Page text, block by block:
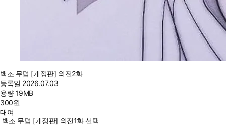
백조 무덤 [개정판] 외전2화
등록일 2026.07.03
용량19MB
300원
대여
백조 무덤 [개정판] 외전1화 선택